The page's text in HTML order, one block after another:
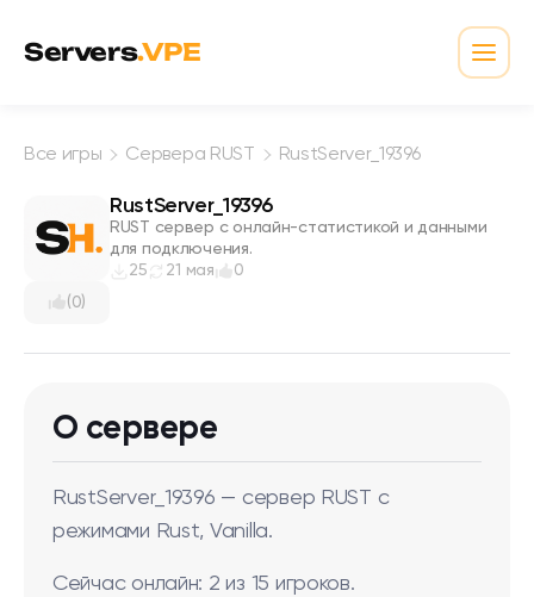
Servers.VPE
Все игры Сервера RUST RustServer_19396
(0)
RustServer_19396
RUST сервер с онлайн-статистикой и данными
для подключения.
25
21 мая 0
О сервере
RustServer_19396 — сервер RUST с
режимами Rust, Vanilla.
Сейчас онлайн: 2 из 15 игроков.